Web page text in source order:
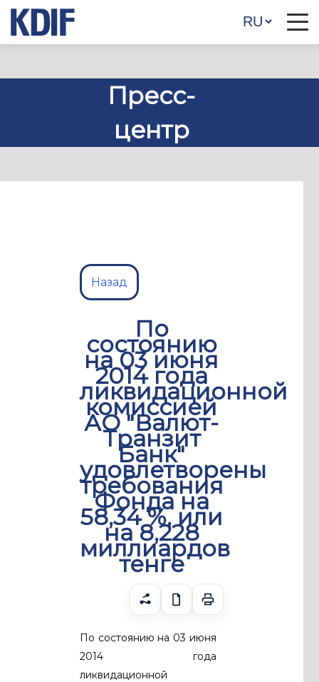
Пресс-
центр
Назад
По
состоянию
на 03 июня
2014 года
ликвидационной
комиссией
АО "Валют-
Транзит
Банк"
удовлетворены
требования
Фонда на
58,34 %, или
на 8,228
миллиардов
тенге
По состоянию на 03 июня
2014 года
ликвидационной